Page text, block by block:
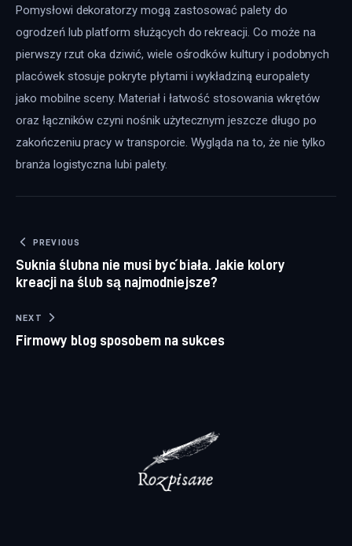
Pomysłowi dekoratorzy mogą zastosować palety do
ogrodzeń lub platform służących do rekreacji. Co może na
pierwszy rzut oka dziwić, wiele ośrodków kultury i podobnych
placówek stosuje pokryte płytami i wykładziną europalety
jako mobilne sceny. Materiał i łatwość stosowania wkrętów
oraz łączników czyni nośnik użytecznym jeszcze długo po
zakończeniu pracy w transporcie. Wygląda na to, że nie tylko
branża logistyczna lubi palety.
Nawigacja wpisu
PREVIOUS
Suknia ślubna nie musi być biała. Jakie kolory
kreacji na ślub są najmodniejsze?
NEXT
Firmowy blog sposobem na sukces